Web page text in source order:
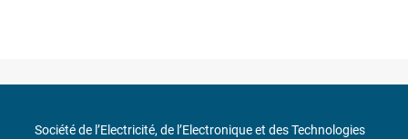
Société de l’Electricité, de l’Electronique et des Technologies